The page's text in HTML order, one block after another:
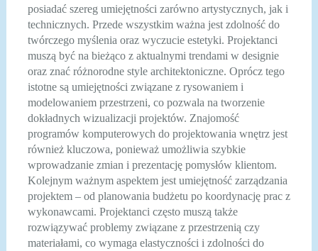
posiadać szereg umiejętności zarówno artystycznych, jak i
technicznych. Przede wszystkim ważna jest zdolność do
twórczego myślenia oraz wyczucie estetyki. Projektanci
muszą być na bieżąco z aktualnymi trendami w designie
oraz znać różnorodne style architektoniczne. Oprócz tego
istotne są umiejętności związane z rysowaniem i
modelowaniem przestrzeni, co pozwala na tworzenie
dokładnych wizualizacji projektów. Znajomość
programów komputerowych do projektowania wnętrz jest
również kluczowa, ponieważ umożliwia szybkie
wprowadzanie zmian i prezentację pomysłów klientom.
Kolejnym ważnym aspektem jest umiejętność zarządzania
projektem – od planowania budżetu po koordynację prac z
wykonawcami. Projektanci często muszą także
rozwiązywać problemy związane z przestrzenią czy
materiałami, co wymaga elastyczności i zdolności do